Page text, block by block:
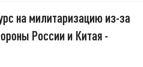
на милитаризацию из-за
России и Китая -